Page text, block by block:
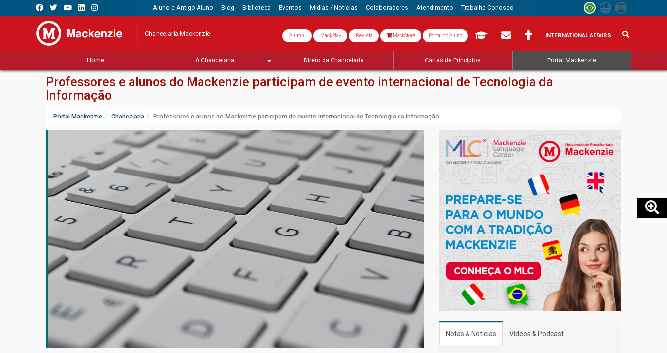
Aluno e Antigo Aluno Blog Biblioteca Eventos Mídias / Notícias Colaboradores Atendimento Trabalhe Conosco
Chancelaria Mackenzie Alumni MackPlay Revista MackStore Portal do Aluno INTERNATIONAL AFFAIRS
Home A Chancelaria Direto da Chancelaria Cartas de Princípios Portal Mackenzie
Professores e alunos do Mackenzie participam de evento internacional de Tecnologia da
Informação
Portal Mackenzie Chancelaria Professores e alunos do Mackenzie participam de evento internacional de Tecnologia da Informação
Notas & Notícias Vídeos & Podcast